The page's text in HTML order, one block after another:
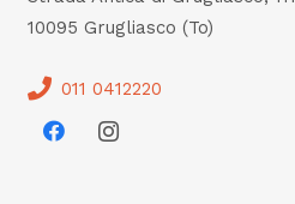
10095 Grugliasco (To)
011 0412220